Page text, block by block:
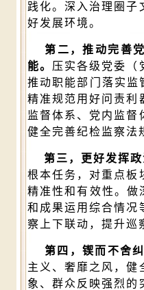
践化。深入治理圈
好发展环境。
第二，推动完善党
能。 压实各级党委（
推动职能部门落实监
精准规范用好问责利
监督体系、党内监
健全完善纪检监察法
第三，更好发挥政
根本任务，对重点板
精准性和有效性。做
和成果运用综合情况
察上下联动，提升巡
第四，锲而不舍纠
主义、奢靡之风，
象、群众反映强烈